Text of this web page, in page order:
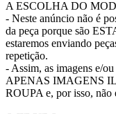
A ESCOLHA DO
- Neste anúncio não é
da peça porque são
estaremos enviando
repetição.
- Assim, as imagens e/
APENAS IMAGENS
ROUPA e, por isso, não